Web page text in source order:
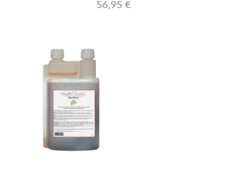
56,95 €